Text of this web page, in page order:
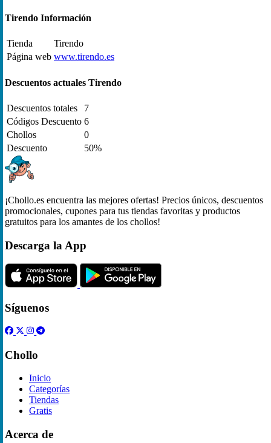
Tirendo Información
Tienda
Tirendo
Página web www.tirendo.es
Descuentos actuales Tirendo
Descuentos totales
7
Códigos Descuento 6
Chollos
0
Descuento
50%
¡Chollo.es encuentra las mejores ofertas! Precios únicos, descuentos
promocionales, cupones para tus tiendas favoritas y productos
gratuitos para los amantes de los chollos!
Descarga la App
Síguenos
Chollo
Inicio
Categorías
Tiendas
Gratis
Acerca de